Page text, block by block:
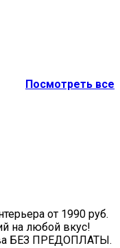
Посмотреть все
от 1990 руб.
на любой вкус!
БЕЗ ПРЕДОПЛАТЫ.